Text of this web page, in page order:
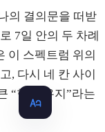
의 결의문을 떠받
7일 안의 두 차례
이 스펙트럼 위의
, 다시 네 칸 사이
“현상 유지”라는